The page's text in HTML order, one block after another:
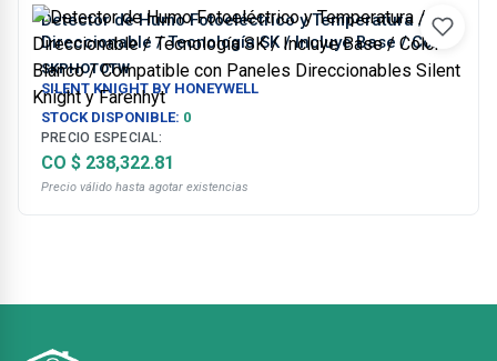
Detector de Humo Fotoeléctrico y Temperatura /
Direccionable / Tecnología SK / Incluye Base / Color
Blanco / Compatible con Paneles Direccionables
Silent Knight y Farenhyt
SKPHOTOTW
SILENT KNIGHT BY HONEYWELL
STOCK DISPONIBLE: 0
PRECIO ESPECIAL:
CO $ 238,322.81
Precio válido hasta agotar existencias